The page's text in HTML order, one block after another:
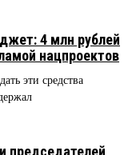
4 млн рублей
нацпроектов
эти средства
председателей